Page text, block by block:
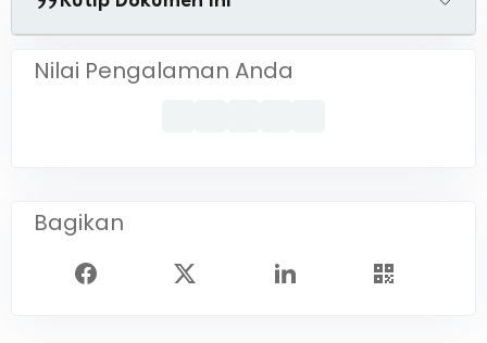
Nilai Pengalaman Anda
Bagikan